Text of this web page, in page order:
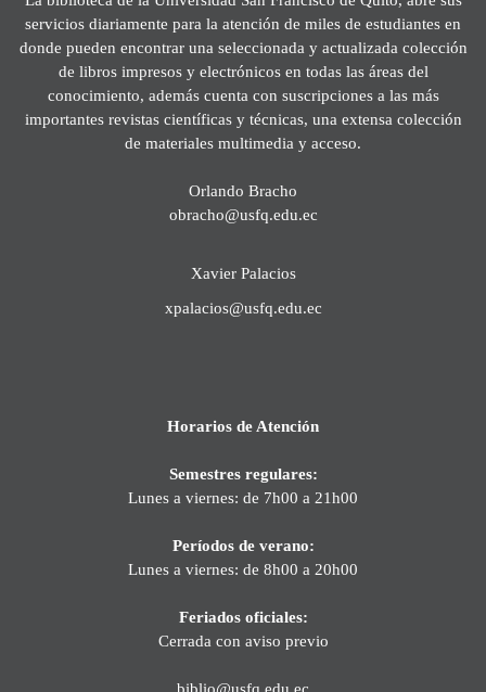
servicios diariamente para la atención de miles de estudiantes en
donde pueden encontrar una seleccionada y actualizada colección
de libros impresos y electrónicos en todas las áreas del
conocimiento, además cuenta con suscripciones a las más
importantes revistas científicas y técnicas, una extensa colección
de materiales multimedia y acceso.
Orlando Bracho
obracho@usfq.edu.ec
Xavier Palacios
xpalacios@usfq.edu.ec
Horarios de Atención
Semestres regulares:
Lunes a viernes: de 7h00 a 21h00
Períodos de verano:
Lunes a viernes: de 8h00 a 20h00
Feriados oficiales:
Cerrada con aviso previo
biblio@usfq.edu.ec